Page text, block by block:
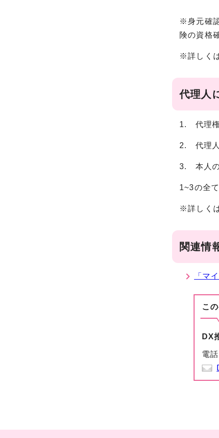
※身元確
険の資格
※詳しく
代理人
1. 代理権
2. 代理人
3. 本人の
1~3の全
※詳しく
関連情
「マ
こ
DX
電話